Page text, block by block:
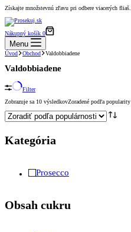
Získajte množstevnú zľavu pri odbere viacerých
Nákupný košík 0
Menu
Úvod Obchod Valdobbiadene
Valdobbiadene
Filter
Zobrazuje sa 10 výsledkovZoradené podľa popularity
Kategória
Prosecco
Obsah cukru